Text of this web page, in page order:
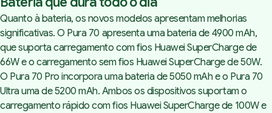
Quanto à bateria, os novos modelos apresentam melhorias
significativas. O Pura 70 apresenta uma bateria de 4900 mAh,
que suporta carregamento com fios Huawei SuperCharge de
66W e o carregamento sem fios Huawei SuperCharge de 50W.
O Pura 70 Pro incorpora uma bateria de 5050 mAh e o Pura 70
Ultra uma de 5200 mAh. Ambos os dispositivos suportam o
carregamento rápido com fios Huawei SuperCharge de 100W e